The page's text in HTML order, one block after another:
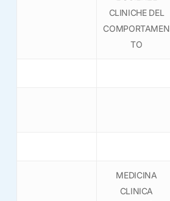
CLINICHE DEL
COMPORTAMEN
TO
MEDICINA
CLINICA